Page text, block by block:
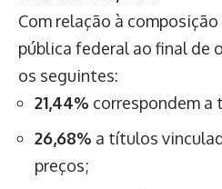
Com relação à
pública federal ao final de
os seguintes:
21,44% correspondem
26,68% a títulos
preços;